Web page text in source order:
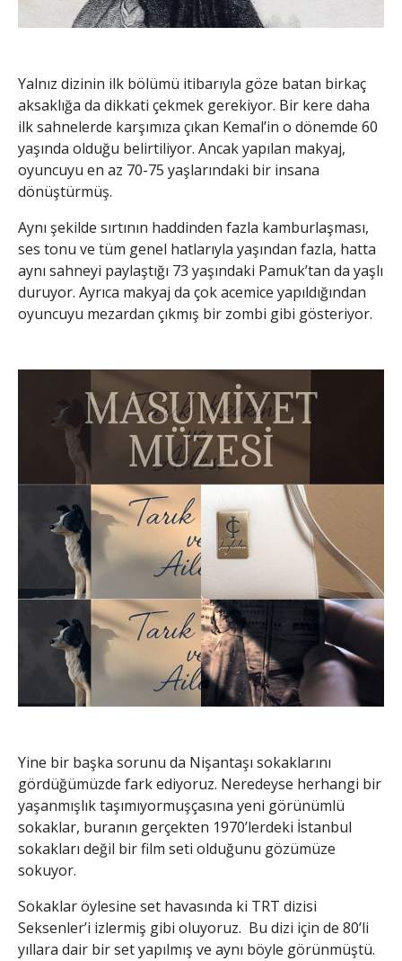
Yalnız dizinin ilk bölümü itibarıyla göze batan birkaç
aksaklığa da dikkati çekmek gerekiyor. Bir kere daha
ilk sahnelerde karşımıza çıkan Kemal’in o dönemde 60
yaşında olduğu belirtiliyor. Ancak yapılan makyaj,
oyuncuyu en az 70-75 yaşlarındaki bir insana
dönüştürmüş.
Aynı şekilde sırtının haddinden fazla kamburlaşması,
ses tonu ve tüm genel hatlarıyla yaşından fazla, hatta
aynı sahneyi paylaştığı 73 yaşındaki Pamuk’tan da yaşlı
duruyor. Ayrıca makyaj da çok acemice yapıldığından
oyuncuyu mezardan çıkmış bir zombi gibi gösteriyor.
Yine bir başka sorunu da Nişantaşı sokaklarını
gördüğümüzde fark ediyoruz. Neredeyse herhangi bir
yaşanmışlık taşımıyormuşçasına yeni görünümlü
sokaklar, buranın gerçekten 1970’lerdeki İstanbul
sokakları değil bir film seti olduğunu gözümüze
sokuyor.
Sokaklar öylesine set havasında ki TRT dizisi
Seksenler’i izlermiş gibi oluyoruz. Bu dizi için de 80’li
yıllara dair bir set yapılmış ve aynı böyle görünmüştü.